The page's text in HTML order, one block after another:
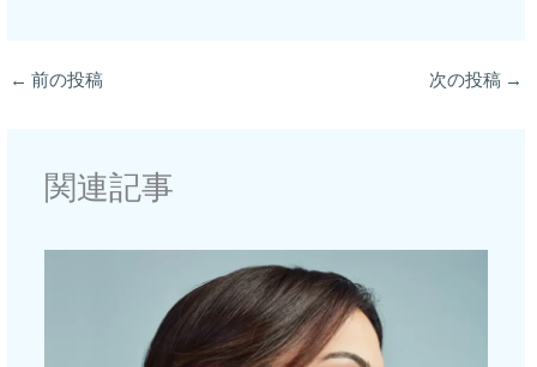
← 前の投稿 次の投稿 →
関連記事